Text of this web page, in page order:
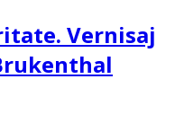
Vernisaj